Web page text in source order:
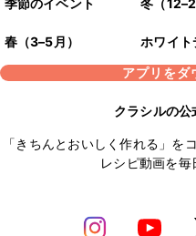
季節のイベント 冬（12–2
春（3–5月）
ホワイト
アプリをダ
クラシルの公
「きちんとおいしく作れる」を
レシピ動画を毎